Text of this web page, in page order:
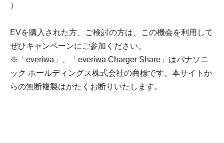
）
EVを購入された方、ご検討の方は、この機会を利用して
ぜひキャンペーンにご参加ください。
※「everiwa」、「everiwa Charger Share」はパナソニ
ック ホールディングス株式会社の商標です。本サイトか
らの無断複製はかたくお断りいたします。